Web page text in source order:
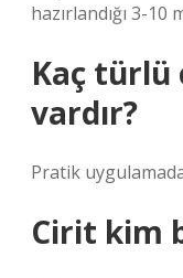
hazırlandığı 3-
Kaç
vardır?
Pratik
Cirit kim